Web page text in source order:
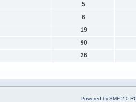
5
6
19
90
26
Powered by SMF 2.0